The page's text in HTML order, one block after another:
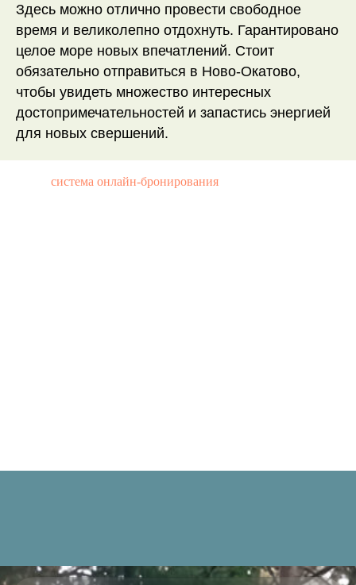
Здесь можно отлично провести свободное
время и великолепно отдохнуть. Гарантировано
целое море новых впечатлений. Стоит
обязательно отправиться в Ново-Окатово,
чтобы увидеть множество интересных
достопримечательностей и запастись энергией
для новых свершений.
система онлайн-бронирования